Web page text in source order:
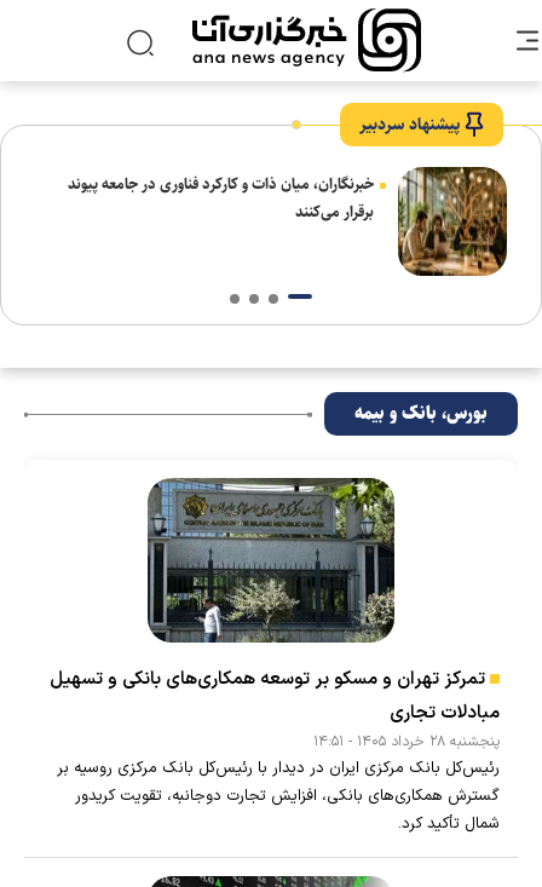
پیشنهاد سردبیر
خبرنگاران، میان ذات و کارکرد فناوری در جامعه پیوند
برقرار می‌کنند
بورس، بانک و بیمه
تمرکز تهران و مسکو بر توسعه همکاری‌های بانکی و تسهیل
مبادلات تجاری
پنجشنبه ۲۸ خرداد ۱۴۰۵ - ۱۴:۵۱
رئیس‌کل بانک مرکزی ایران در دیدار با رئیس‌کل بانک مرکزی روسیه بر
گسترش همکاری‌های بانکی، افزایش تجارت دوجانبه، تقویت کریدور
شمال تأکید کرد.